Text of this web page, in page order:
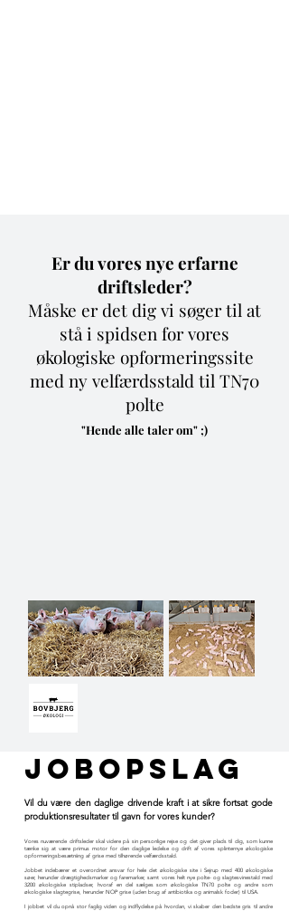
Er du vores nye erfarne
driftsleder?
Måske er det dig vi søger til at
stå i spidsen for vores
økologiske opformeringssite
med ny velfærdsstald til TN70
polte
"Hende alle taler om" ;)
Jobopslag
Vil du være den daglige drivende kraft i at sikre fortsat gode
produktionsresultater til gavn for vores kunder?
Vores nuværende driftsleder skal videre på sin personlige rejse og det giver plads til dig, som kunne
tænke sig at være primus motor for den daglige ledelse og drift af vores splinternye økologiske
opformeringsbesætniing af grise med tilhørende velfærdsstald.
Jobbet indebærer et overordnet ansvar for hele det økologiske site i Sejrup med 400 økologiske
søer, herunder drægtighedsmarker og faremarker, samt vores helt nye polte- og slagtesvinestald med
3200 økologiske stipladser, hvoraf en del sælges som økologiske TN70 polte og andre som
økologiske slagtegrise, herunder NOP grise (uden brug af antibiotika og animalsk foder) til USA.
I jobbet vil du opnå stor faglig viden og indflydelse på hvordan, vi skaber den bedste gris til andre